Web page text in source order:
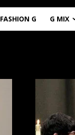
FASHION G G MIX